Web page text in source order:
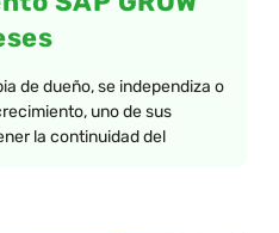
de dueño, se independiza o
uno de sus
la continuidad del